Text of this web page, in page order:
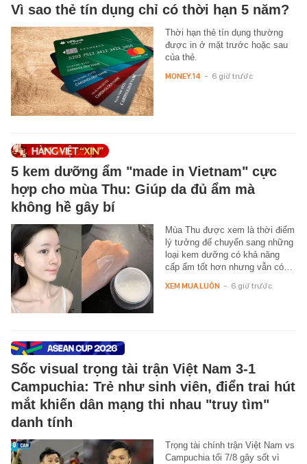
Vì sao thẻ tín dụng chỉ có thời hạn 5 năm?
Thời hạn thẻ tín dụng thường
được in ở mặt trước hoặc sau
của thẻ.
MONEY.14 - 6 giờ trước
5 kem dưỡng ẩm "made in Vietnam" cực
hợp cho mùa Thu: Giúp da đủ ẩm mà
không hề gây bí
Mùa Thu được xem là thời điểm
lý tưởng để chuyển sang những
loại kem dưỡng có khả năng
cấp ẩm tốt hơn nhưng vẫn có…
XEM MUA LUÔN - 6 giờ trước
Sốc visual trọng tài trận Việt Nam 3-1
Campuchia: Trẻ như sinh viên, điển trai hút
mắt khiến dân mạng thi nhau "truy tìm"
danh tính
Trọng tài chính trận Việt Nam vs
Campuchia tối 7/8 gây sốt vì